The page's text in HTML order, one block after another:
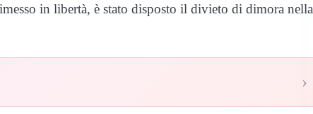
in libertà, è stato disposto il divieto di dimora nella
›